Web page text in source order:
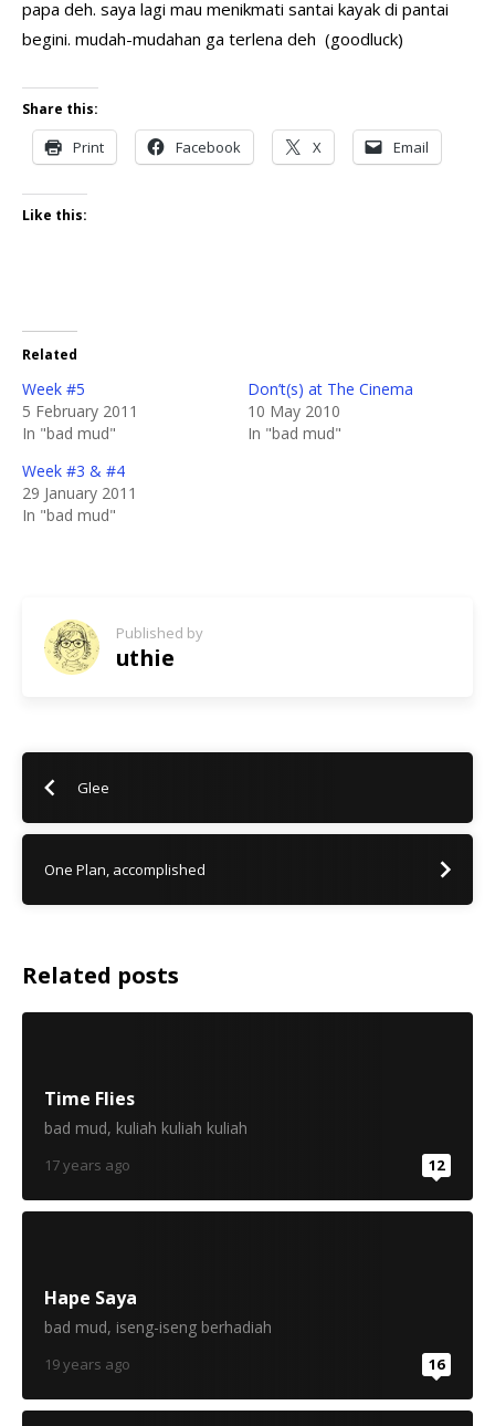
papa deh. saya lagi mau menikmati santai kayak di pantai
begini. mudah-mudahan ga terlena deh (goodluck)
Share this:
Print Facebook X Email
Like this:
Related
Week #5
5 February 2011
In "bad mud"
Don’t(s) at The Cinema
10 May 2010
In "bad mud"
Week #3 & #4
29 January 2011
In "bad mud"
Published by
uthie
Glee
One Plan, accomplished
Related posts
Time Flies
bad mud, kuliah kuliah kuliah
17 years ago 12
Hape Saya
bad mud, iseng-iseng berhadiah
19 years ago 16